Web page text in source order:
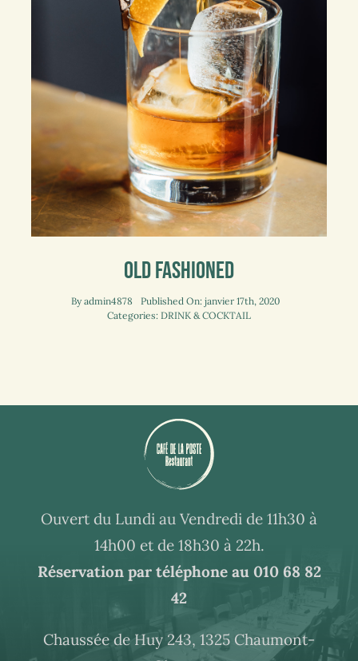
Old Fashioned
Byadmin4878
Published On: janvier 17th, 2020
Categories: DRINK & COCKTAIL
Ouvert du Lundi au Vendredi de 11h30 à
14h00 et de 18h30 à 22h.
Réservation par téléphone au 010 68 82
42
Chaussée de Huy 243, 1325 Chaumont-